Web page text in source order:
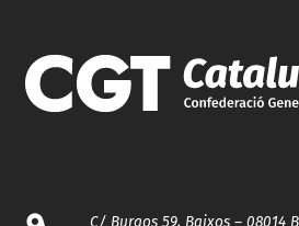
C/ Burgos 59, Baixos – 08014